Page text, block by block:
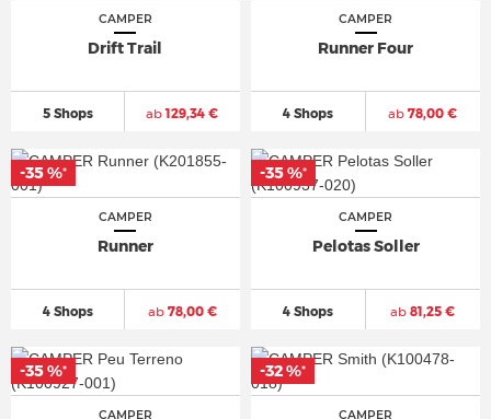
CAMPER
Drift Trail
5 Shops ab129,34 €
CAMPER
Runner Four
4 Shops ab 78,00 €
CAMPER
Runner
4 Shops ab78,00 €
-35 %*
CAMPER
Pelotas Soller
4 Shops ab 81,25 €
-35 %*
CAMPER
-35 %*
CAMPER
-32 %*